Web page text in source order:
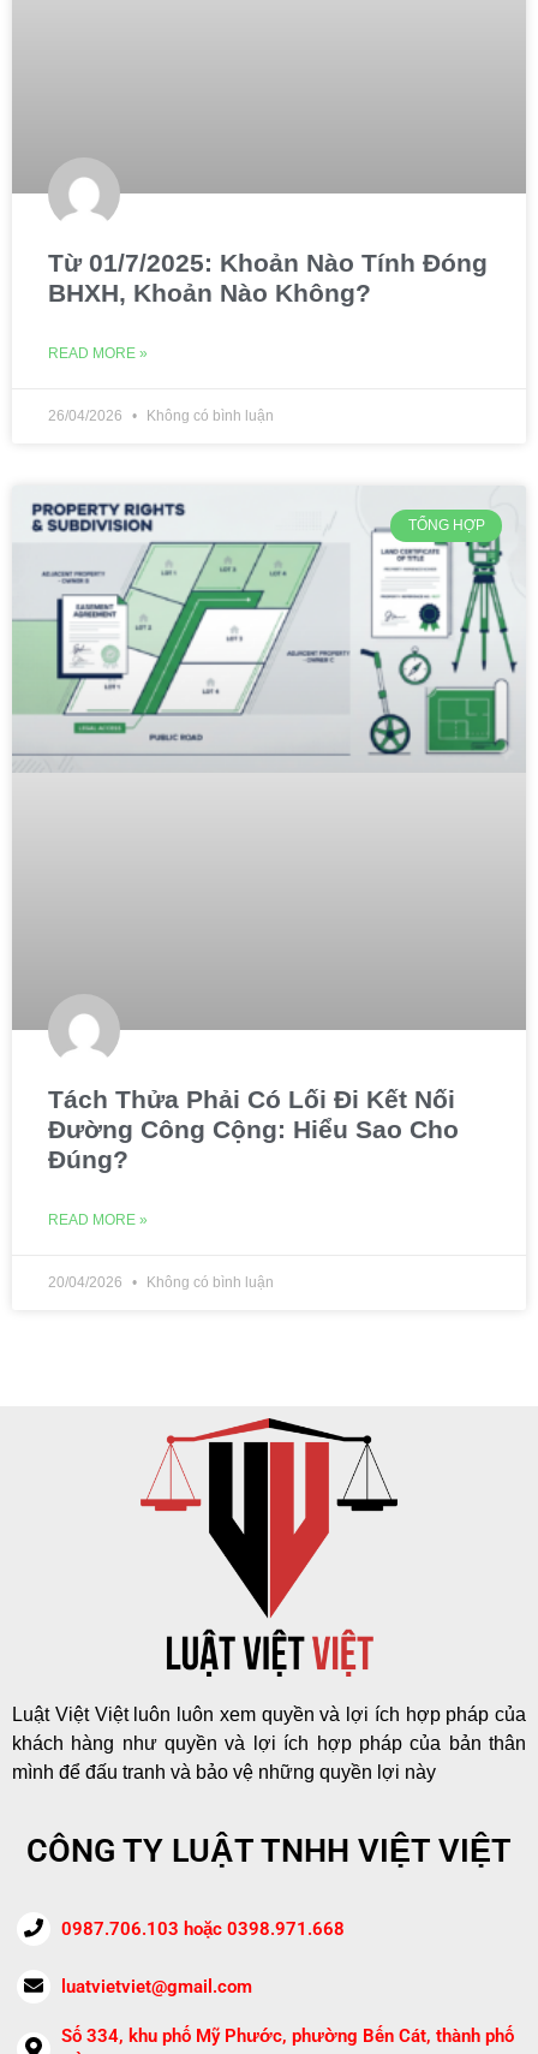
Từ 01/7/2025: Khoản Nào Tính Đóng
BHXH, Khoản Nào Không?
READ MORE »
26/04/2026 Không có bình luận
TỔNG HỢP
Tách Thửa Phải Có Lối Đi Kết Nối
Đường Công Cộng: Hiểu Sao Cho
Đúng?
READ MORE »
20/04/2026 Không có bình luận
Luật Việt Việt luôn luôn xem quyền và lợi ích hợp pháp của
khách hàng như quyền và lợi ích hợp pháp của bản thân
mình để đấu tranh và bảo vệ những quyền lợi này
CÔNG TY LUẬT TNHH VIỆT VIỆT
0987.706.103 hoặc 0398.971.668
luatvietviet@gmail.com
Số 334, khu phố Mỹ Phước, phường Bến Cát, thành phố